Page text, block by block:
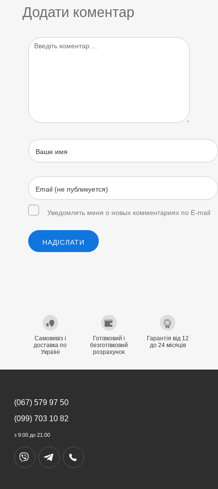
Додати коментар
Уведомлять меня о новых комментариях по E-mail
НАДІСЛАТИ
Самовивіз і
доставка по
Україні
Готівковий і
безготівковий
розрахунок
Гарантія від 12
до 24 місяців
(067) 579 97 50
(099) 703 10 82
з 9:00 до 21:00